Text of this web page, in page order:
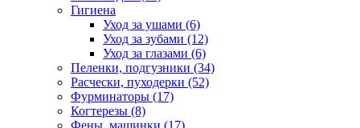
Гигиена
Уход за ушами (6)
Уход за зубами (12)
Уход за глазами (6)
Пеленки, подгузники (34)
Расчески, пуходерки (52)
Фурминаторы (17)
Когтерезы (8)
Фены, машинки (17)